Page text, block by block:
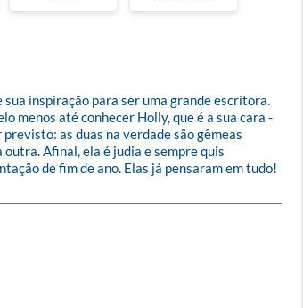
inspiração para ser uma grande escritora.
menos até conhecer Holly, que é a sua cara -
as duas na verdade são gêmeas
Afinal, ela é judia e sempre quis
de fim de ano. Elas já pensaram em tudo!